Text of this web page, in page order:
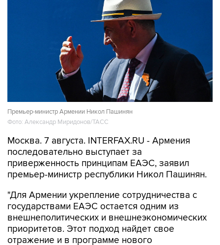
Премьер-министр Армении Никол Пашинян
Фото: Александр Миридонов/ТАСС
Москва. 7 августа. INTERFAX.RU - Армения
последовательно выступает за
приверженность принципам ЕАЭС, заявил
премьер-министр республики Никол Пашинян.
"Для Армении укрепление сотрудничества с
государствами ЕАЭС остается одним из
внешнеполитических и внешнеэкономических
приоритетов. Этот подход найдет свое
отражение и в программе нового